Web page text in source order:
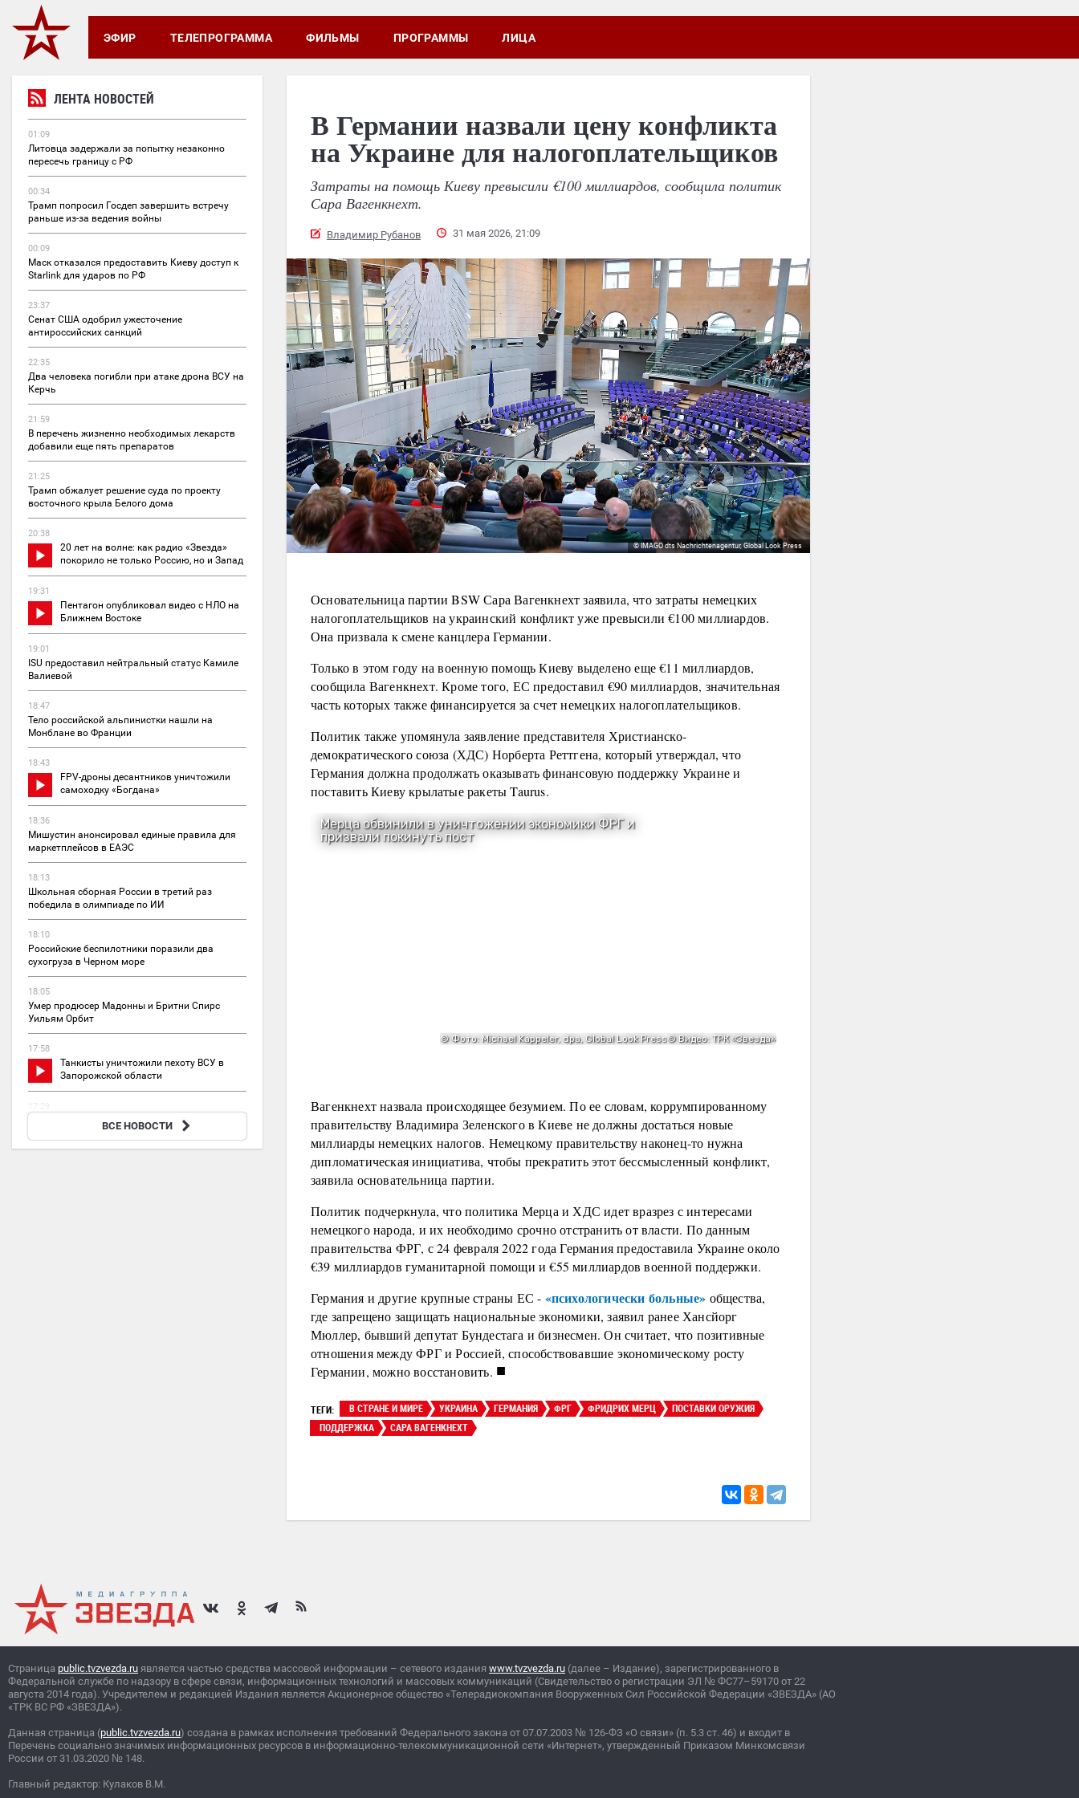
ЭФИР ТЕЛЕПРОГРАММА ФИЛЬМЫ ПРОГРАММЫ ЛИЦА
ЛЕНТА НОВОСТЕЙ
01:09
Литовца задержали за попытку незаконно
пересечь границу с РФ
00:34
Трамп попросил Госдеп завершить встречу
раньше из-за ведения войны
00:09
Маск отказался предоставить Киеву доступ к
Starlink для ударов по РФ
23:37
Сенат США одобрил ужесточение
антироссийских санкций
22:35
Два человека погибли при атаке дрона ВСУ на
Керчь
21:59
В перечень жизненно необходимых лекарств
добавили еще пять препаратов
21:25
Трамп обжалует решение суда по проекту
восточного крыла Белого дома
20:38
20 лет на волне: как радио «Звезда»
покорило не только Россию, но и Запад
19:31
Пентагон опубликовал видео с НЛО на
Ближнем Востоке
19:01
ISU предоставил нейтральный статус Камиле
Валиевой
18:47
Тело российской альпинистки нашли на
Монблане во Франции
18:43
FPV-дроны десантников уничтожили
самоходку «Богдана»
18:36
Мишустин анонсировал единые правила для
маркетплейсов в ЕАЭС
18:13
Школьная сборная России в третий раз
победила в олимпиаде по ИИ
18:10
Российские беспилотники поразили два
сухогруза в Черном море
18:05
Умер продюсер Мадонны и Бритни Спирс
Уильям Орбит
17:58
Танкисты уничтожили пехоту ВСУ в
Запорожской области
В Румынии заявили о невозможности дальше
ВСЕ НОВОСТИ
В Германии назвали цену конфликта
на Украине для налогоплательщиков
Затраты на помощь Киеву превысили €100 миллиардов, сообщила политик
Сара Вагенкнехт.
Владимир Рубанов 31 мая 2026, 21:09
© IMAGO dts Nachrichtenagentur, Global Look Press
Основательница партии BSW Сара Вагенкнехт заявила, что затраты немецких
налогоплательщиков на украинский конфликт уже превысили €100 миллиардов.
Она призвала к смене канцлера Германии.
Только в этом году на военную помощь Киеву выделено еще €11 миллиардов,
сообщила Вагенкнехт. Кроме того, ЕС предоставил €90 миллиардов, значительная
часть которых также финансируется за счет немецких налогоплательщиков.
Политик также упомянула заявление представителя Христианско-
демократического союза (ХДС) Норберта Реттгена, который утверждал, что
Германия должна продолжать оказывать финансовую поддержку Украине и
поставить Киеву крылатые ракеты Taurus.
Вагенкнехт назвала происходящее безумием. По ее словам, коррумпированному
правительству Владимира Зеленского в Киеве не должны достаться новые
миллиарды немецких налогов. Немецкому правительству наконец-то нужна
дипломатическая инициатива, чтобы прекратить этот бессмысленный конфликт,
заявила основательница партии.
Политик подчеркнула, что политика Мерца и ХДС идет вразрез с интересами
немецкого народа, и их необходимо срочно отстранить от власти. По данным
правительства ФРГ, с 24 февраля 2022 года Германия предоставила Украине около
€39 миллиардов гуманитарной помощи и €55 миллиардов военной поддержки.
Германия и другие крупные страны ЕС - «психологически больные» общества,
где запрещено защищать национальные экономики, заявил ранее Хансйорг
Мюллер, бывший депутат Бундестага и бизнесмен. Он считает, что позитивные
отношения между ФРГ и Россией, способствовавшие экономическому росту
Германии, можно восстановить. ■
ТЕГИ: В СТРАНЕ И МИРЕ УКРАИНА ГЕРМАНИЯ ФРГ ФРИДРИХ МЕРЦ
ПОСТАВКИ ОРУЖИЯ
ПОДДЕРЖКА
САРА ВАГЕНКНЕХТ
Страница public.tvzvezda.ru является частью средства массовой информации – сетевого издания www.tvzvezda.ru (далее – Издание), зарегистрированного в
Федеральной службе по надзору в сфере связи, информационных технологий и массовых коммуникаций (Свидетельство о регистрации ЭЛ № ФС77–59170 от 22
августа 2014 года). Учредителем и редакцией Издания является Акционерное общество «Телерадиокомпания Вооруженных Сил Российской Федерации «ЗВЕЗДА» (АО
«ТРК ВС РФ «ЗВЕЗДА»).
Данная страница (public.tvzvezda.ru) создана в рамках исполнения требований Федерального закона от 07.07.2003 № 126-ФЗ «О связи» (п. 5.3 ст. 46) и входит в
Перечень социально значимых информационных ресурсов в информационно-телекоммуникационной сети «Интернет», утвержденный Приказом Минкомсвязи
России от 31.03.2020 № 148.
Главный редактор: Кулаков В.М.